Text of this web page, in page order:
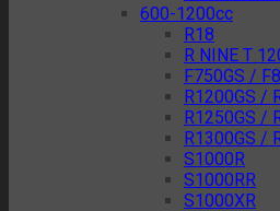
600-1200cc
R18
R NINE T
F750GS /
R1200GS /
R1250GS /
R1300GS /
S1000R
S1000RR
S1000XR